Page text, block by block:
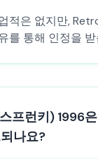
적은 없지만,
를 통해 인정을
프런키) 1996
나요?